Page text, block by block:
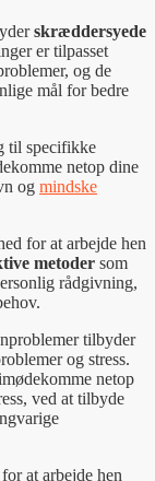
skræddersyede
er tilpasset
og de
mål for bedre
til specifikke
netop dine
og mindske
for at arbejde hen
metoder som
rådgivning,
tilbyder
og stress.
netop
ved at tilbyde
at arbejde hen